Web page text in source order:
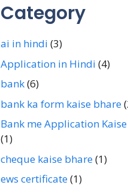
Category
ai in hindi (3)
Application in Hindi (4)
bank(6)
bank ka form kaise bhare
Bank me Application
(1)
cheque kaise bhare(1)
ews certificate(1)